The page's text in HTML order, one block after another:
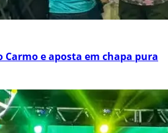
Carmo e aposta em chapa pura